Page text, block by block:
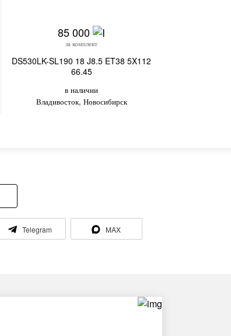
85 000
за комплект
DS530LK-SL190 18 J8.5 ET38 5X112
66.45
в наличии
Владивосток, Новосибирск
Telegram MAX